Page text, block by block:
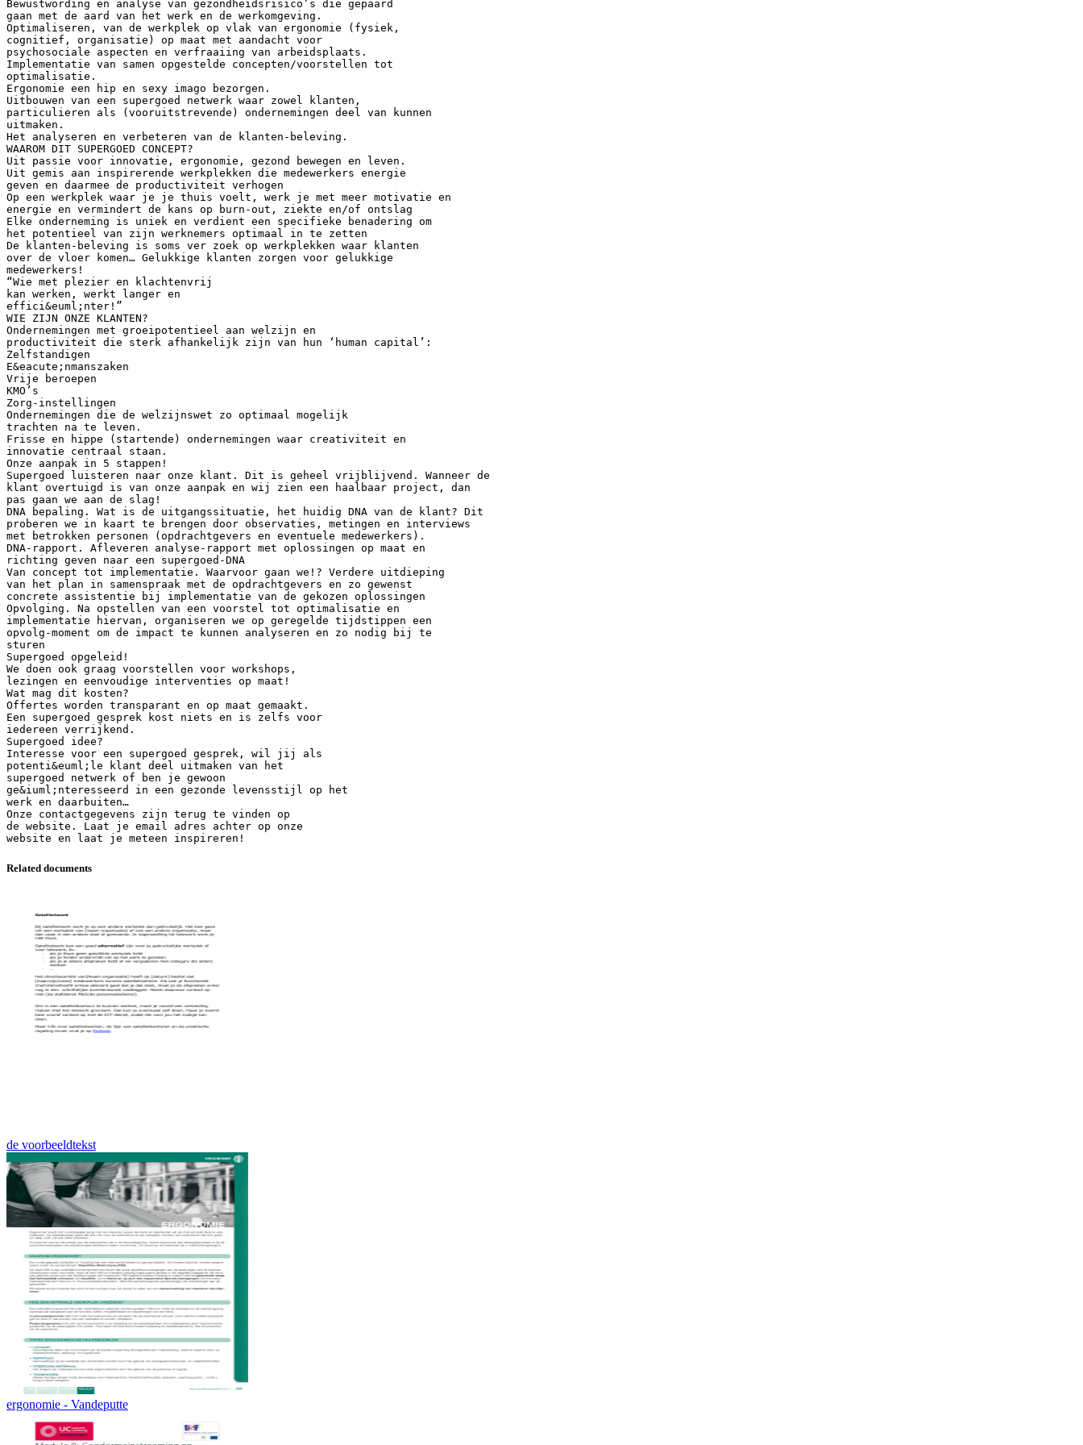
Bewustwording en analyse van gezondheidsrisico’s die gepaard
gaan met de aard van het werk en de werkomgeving.
Optimaliseren, van de werkplek op vlak van ergonomie (fysiek,
cognitief, organisatie) op maat met aandacht voor
psychosociale aspecten en verfraaiing van arbeidsplaats.
Implementatie van samen opgestelde concepten/voorstellen tot
optimalisatie.
Ergonomie een hip en sexy imago bezorgen.
Uitbouwen van een supergoed netwerk waar zowel klanten,
particulieren als (vooruitstrevende) ondernemingen deel van kunnen
uitmaken.
Het analyseren en verbeteren van de klanten-beleving.
WAAROM DIT SUPERGOED CONCEPT?
Uit passie voor innovatie, ergonomie, gezond bewegen en leven.
Uit gemis aan inspirerende werkplekken die medewerkers energie
geven en daarmee de productiviteit verhogen
Op een werkplek waar je je thuis voelt, werk je met meer motivatie en
energie en vermindert de kans op burn-out, ziekte en/of ontslag
Elke onderneming is uniek en verdient een specifieke benadering om
het potentieel van zijn werknemers optimaal in te zetten
De klanten-beleving is soms ver zoek op werkplekken waar klanten
over de vloer komen… Gelukkige klanten zorgen voor gelukkige
medewerkers!
“Wie met plezier en klachtenvrij
kan werken, werkt langer en
effici&euml;nter!”
WIE ZIJN ONZE KLANTEN?
Ondernemingen met groeipotentieel aan welzijn en
productiviteit die sterk afhankelijk zijn van hun ‘human capital’:
Zelfstandigen
E&eacute;nmanszaken
Vrije beroepen
KMO’s
Zorg-instellingen
Ondernemingen die de welzijnswet zo optimaal mogelijk
trachten na te leven.
Frisse en hippe (startende) ondernemingen waar creativiteit en
innovatie centraal staan.
Onze aanpak in 5 stappen!
Supergoed luisteren naar onze klant. Dit is geheel vrijblijvend. Wanneer de
klant overtuigd is van onze aanpak en wij zien een haalbaar project, dan
pas gaan we aan de slag!
DNA bepaling. Wat is de uitgangssituatie, het huidig DNA van de klant? Dit
proberen we in kaart te brengen door observaties, metingen en interviews
met betrokken personen (opdrachtgevers en eventuele medewerkers).
DNA-rapport. Afleveren analyse-rapport met oplossingen op maat en
richting geven naar een supergoed-DNA
Van concept tot implementatie. Waarvoor gaan we!? Verdere uitdieping
van het plan in samenspraak met de opdrachtgevers en zo gewenst
concrete assistentie bij implementatie van de gekozen oplossingen
Opvolging. Na opstellen van een voorstel tot optimalisatie en
implementatie hiervan, organiseren we op geregelde tijdstippen een
opvolg-moment om de impact te kunnen analyseren en zo nodig bij te
sturen
Supergoed opgeleid!
We doen ook graag voorstellen voor workshops,
lezingen en eenvoudige interventies op maat!
Wat mag dit kosten?
Offertes worden transparant en op maat gemaakt.
Een supergoed gesprek kost niets en is zelfs voor
iedereen verrijkend.
Supergoed idee?
Interesse voor een supergoed gesprek, wil jij als
potenti&euml;le klant deel uitmaken van het
supergoed netwerk of ben je gewoon
ge&iuml;nteresseerd in een gezonde levensstijl op het
werk en daarbuiten…
Onze contactgegevens zijn terug te vinden op
de website. Laat je email adres achter op onze
Related documents
de voorbeeldtekst
ergonomie - Vandeputte